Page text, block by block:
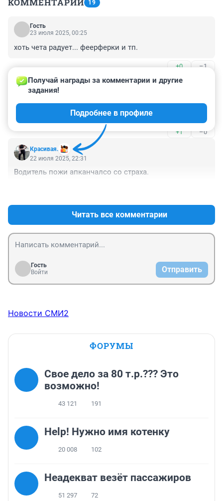
КОММЕНТАРИИ 19
Гость
23 июля 2025, 00:25
хоть чета радует... феерферки и тп.
+0 –1
Гость
22 июля 2025, 22:55
В общем-то от капота тоже. Но вы, видимо, таких
+1 –0
Красивая.
Получай награды за комментарии и другие
задания!
Подробнее в профиле
22 июля 2025, 22:31
Водитель пожи апканчалсо со страха.
Читать все комментарии
Гость
Войти
Отправить
Новости СМИ2
ФОРУМЫ
Свое дело за 80 т.р.??? Это
возможно!
43 121 191
Help! Нужно имя котенку
20 008 102
Неадекват везёт пассажиров
51 297 72